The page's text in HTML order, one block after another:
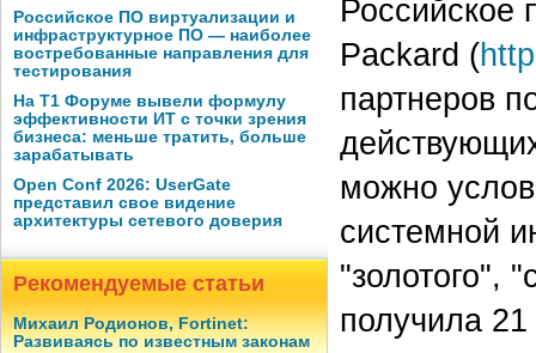
Российское ПО виртуализации и
инфраструктурное ПО — наиболее
востребованные направления для
тестирования
На Т1 Форуме вывели формулу
эффективности ИТ с точки зрения
бизнеса: меньше тратить, больше
зарабатывать
Open Conf 2026: UserGate
представил свое видение
архитектуры сетевого доверия
Рекомендуемые статьи
Михаил Родионов, Fortinet:
Развиваясь по известным законам
Российское
Packard (
партнеров
можно
системной
"золотого",
получила